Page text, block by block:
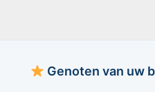
Genoten van uw